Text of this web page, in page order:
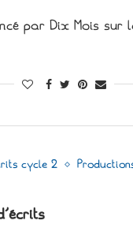
par Dix Mois
cycle 2